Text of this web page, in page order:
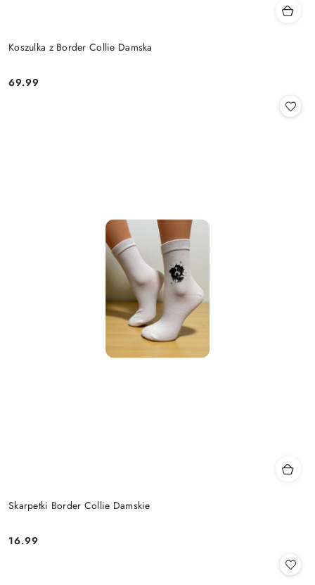
Koszulka z Border Collie Damska
Cena:
69.99
Skarpetki Border Collie Damskie
Cena:
16.99